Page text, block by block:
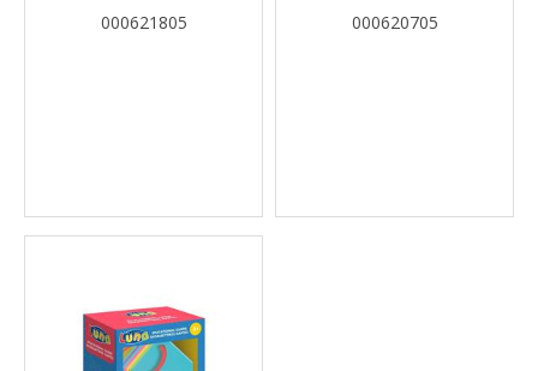
000621805 000620705